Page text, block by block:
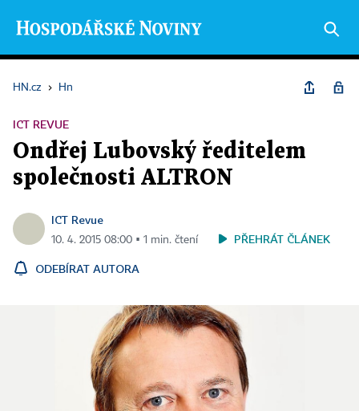
HN.cz › Hn
ICT REVUE
Ondřej Lubovský ředitelem
společnosti ALTRON
ICT Revue
10. 4. 2015 08:00 ▪ 1 min. čtení PŘEHRÁT ČLÁNEK
ODEBÍRAT AUTORA